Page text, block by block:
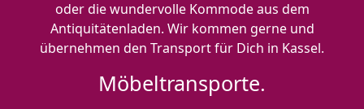
oder die wundervolle Kommode aus dem
Antiquitätenladen. Wir kommen gerne und
übernehmen den Transport für Dich in Kassel.
Möbeltransporte.